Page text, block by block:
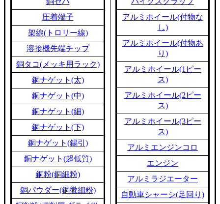
圧着端子
架線(トロリー線)
溶接機先端チップ
銅タコ(メッキ用ラック)
銅ナゲット(太)
銅ナゲット(中)
銅ナゲット(細)
銅ナゲット(下)
銅ナゲット(錫引)
銅ナゲット(超低質)
銅粉(銅細粉)
銅パウダー(銅微細粉)
アルミホイール(付物な
し)
アルミホイール(付物あ
り)
アルミホイール(1ピー
ス)
アルミホイール(2ピー
ス)
アルミホイール(3ピー
ス)
アルミエンジンコロ
エンジン
アルミラジエーター
自動車シャーシ(足回り)